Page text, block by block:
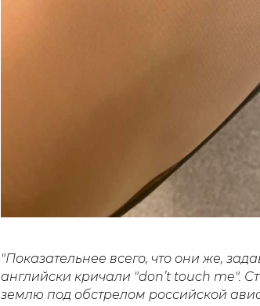
"Показательнее всего, что они же,
английски кричали "don’t touch me".
землю под обстрелом российской